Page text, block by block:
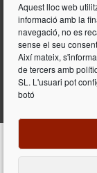
Aquest lloc web
informació amb la
navegació, no es
sense el seu
Així mateix,
de tercers amb
SL. L'usuari pot
botó